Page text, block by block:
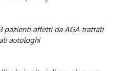
pazienti affetti da AGA trattati
autologhi